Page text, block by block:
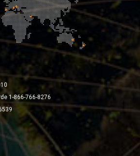
1-866-766-8276